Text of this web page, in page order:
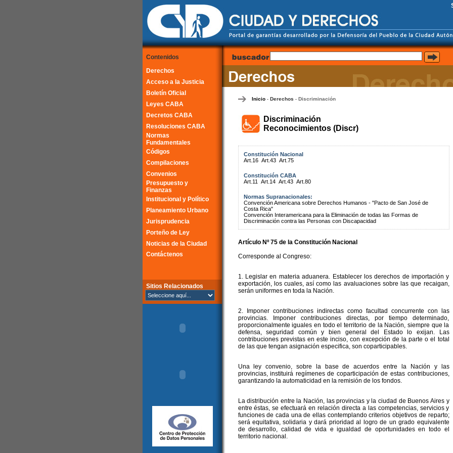
Contenidos
Derechos
Acceso a la Justicia
Boletín Oficial
Leyes CABA
Decretos CABA
Resoluciones CABA
Normas
Fundamentales
Códigos
Compilaciones
Convenios
Presupuesto y
Finanzas
Institucional y Político
Planeamiento Urbano
Jurisprudencia
Porteño de Ley
Noticias de la Ciudad
Contáctenos
Sitios Relacionados
Inicio- Derechos - Discriminación
Discriminación
Reconocimientos (Discr)
Constitución Nacional
Art.16 Art.43 Art.75
Constitución CABA
Art.11
Art.14 Art.43 Art.80
Normas Supranacionales:
Convención Americana sobre Derechos Humanos - "Pacto de San José de
Costa Rica"
Convención Interamericana para la Eliminación de todas las Formas de
Discriminación contra las Personas con Discapacidad
Artículo Nº 75 de la Constitución Nacional
Corresponde al Congreso:
1. Legislar en materia aduanera. Establecer los derechos de importación y
exportación, los cuales, así como las avaluaciones sobre las que recaigan,
serán uniformes en toda la Nación.
2. Imponer contribuciones indirectas como facultad concurrente con las
provincias. Imponer contribuciones directas, por tiempo determinado,
proporcionalmente iguales en todo el territorio de la Nación, siempre que la
defensa, seguridad común y bien general del Estado lo exijan. Las
contribuciones previstas en este inciso, con excepción de la parte o el total
de las que tengan asignación especifica, son coparticipables.
Una ley convenio, sobre la base de acuerdos entre la Nación y las
provincias, instituirá regímenes de coparticipación de estas contribuciones,
garantizando la automaticidad en la remisión de los fondos.
La distribución entre la Nación, las provincias y la ciudad de Buenos Aires y
entre éstas, se efectuará en relación directa a las competencias, servicios y
funciones de cada una de ellas contemplando criterios objetivos de reparto;
será equitativa, solidaria y dará prioridad al logro de un grado equivalente
de desarrollo, calidad de vida e igualdad de oportunidades en todo el
territorio nacional.